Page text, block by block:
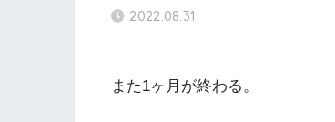
2022.08.31
また1ヶ月が終わる。